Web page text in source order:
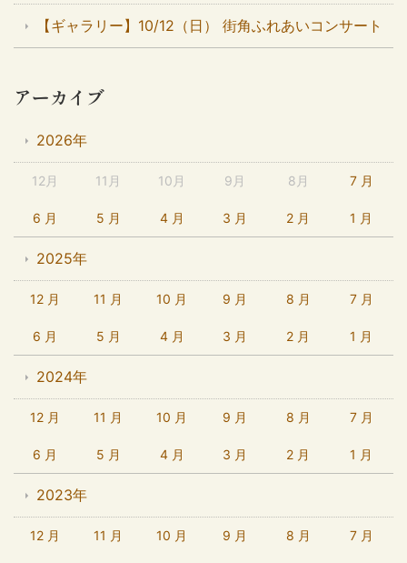
【ギャラリー】10/12（日） 街角ふれあいコンサート
アーカイブ
2026年
12月 11月 10月 9月 8月 7 月
6 月 5 月 4 月 3 月 2 月 1 月
2025年
12 月 11 月 10 月 9 月 8 月 7 月
6 月 5 月 4 月 3 月 2 月 1 月
2024年
12 月 11 月 10 月 9 月 8 月 7 月
6 月 5 月 4 月 3 月 2 月 1 月
2023年
12 月 11 月 10 月 9 月 8 月 7 月